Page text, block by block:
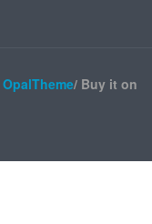
OpalTheme/ Buy it on